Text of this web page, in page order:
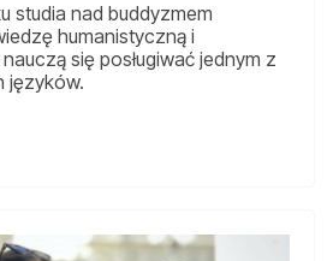
studia nad buddyzmem
humanistyczną i
się posługiwać jednym z
języków.